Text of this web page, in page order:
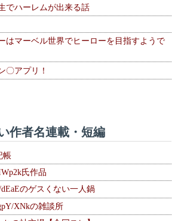
でハーレムが出来る話
はマーベル世界でヒーローを目指すようで
〇アプリ！
作者名連載・短編
帳
氏作品
のゲスくない一人鍋
XNkの雑談所